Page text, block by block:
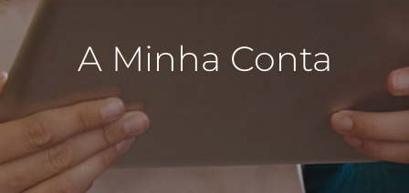
A Minha Conta